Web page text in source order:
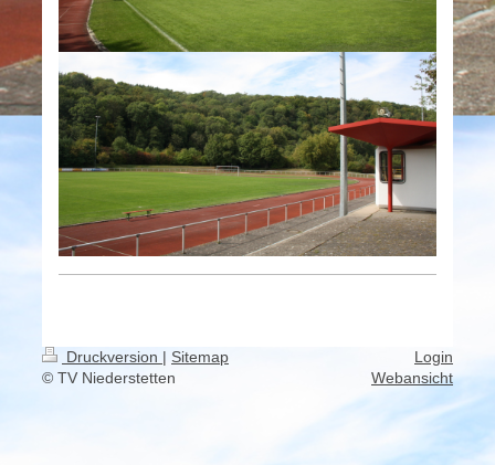
Druckversion | Sitemap
© TV Niederstetten
Login
Webansicht